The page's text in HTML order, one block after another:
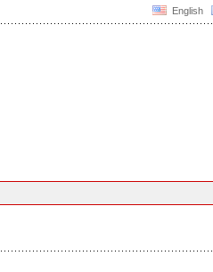
English